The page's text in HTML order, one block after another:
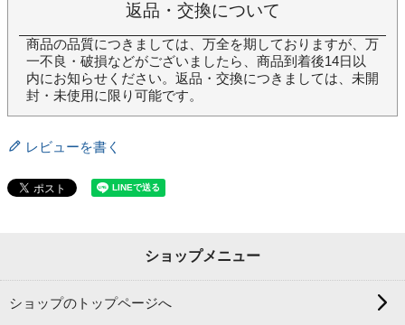
返品・交換について
商品の品質につきましては、万全を期しておりますが、万
一不良・破損などがございましたら、商品到着後14日以
内にお知らせください。返品・交換につきましては、未開
封・未使用に限り可能です。
レビューを書く
ショップメニュー
ショップのトップページへ